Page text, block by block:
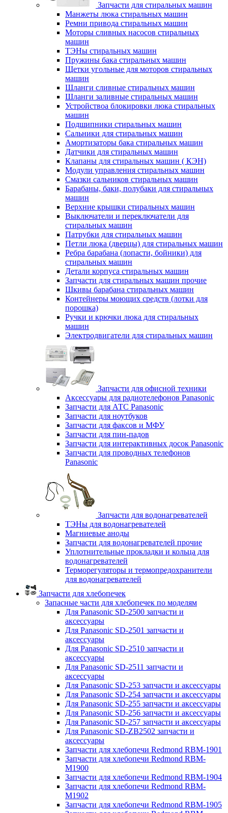
Запчасти для стиральных машин
Манжеты люка стиральных машин
Ремни привода стиральных машин
Моторы сливных насосов стиральных
машин
ТЭНы стиральных машин
Пружины бака стиральных машин
Щетки угольные для моторов стиральных
машин
Шланги сливные стиральных машин
Шланги заливные стиральных машин
Устройствоа блокировки люка стиральных
машин
Подшипники стиральных машин
Сальники для стиральных машин
Амортизаторы бака стиральных машин
Датчики для стиральных машин
Клапаны для стиральных машин ( КЭН)
Модули управления стиральных машин
Смазки сальников стиральных машин
Барабаны, баки, полубаки для стиральных
машин
Верхние крышки стиральных машин
Выключатели и переключатели для
стиральных машин
Патрубки для стиральных машин
Петли люка (дверцы) для стиральных машин
Ребра барабана (лопасти, бойники) для
стиральных машин
Детали корпуса стиральных машин
Запчасти для стиральных машин прочие
Шкивы барабана стиральных машин
Контейнеры моющих средств (лотки для
порошка)
Ручки и крючки люка для стиральных
машин
Электродвигатели для стиральных машин
Запчасти для офисной техники
Аксессуары для радиотелефонов Panasonic
Запчасти для АТС Panasonic
Запчасти для ноутбуков
Запчасти для факсов и МФУ
Запчасти для пин-падов
Запчасти для интерактивных досок Panasonic
Запчасти для проводных телефонов
Panasonic
Запчасти для водонагревателей
ТЭНы для водонагревателей
Магниевые аноды
Запчасти для водонагревателей прочие
Уплотнительные прокладки и кольца для
водонагревателей
Терморегуляторы и термопредохранители
для водонагревателей
Запчасти для хлебопечек
Запасные части для хлебопечек по моделям
Для Panasonic SD-2500 запчасти и
аксессуары
Для Panasonic SD-2501 запчасти и
аксессуары
Для Panasonic SD-2510 запчасти и
аксессуары
Для Panasonic SD-2511 запчасти и
аксессуары
Для Panasonic SD-253 запчасти и аксессуары
Для Panasonic SD-254 запчасти и аксессуары
Для Panasonic SD-255 запчасти и аксессуары
Для Panasonic SD-256 запчасти и аксессуары
Для Panasonic SD-257 запчасти и аксессуары
Для Panasonic SD-ZB2502 запчасти и
аксессуары
Запчасти для хлебопечи Redmond RBM-1901
Запчасти для хлебопечи Redmond RBM-
M1900
Запчасти для хлебопечи Redmond RBM-1904
Запчасти для хлебопечи Redmond RBM-
M1902
Запчасти для хлебопечи Redmond RBM-1905